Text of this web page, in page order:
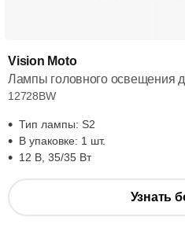
Vision Moto
Лампы головного освещения
12728BW
Тип лампы: S2
В упаковке: 1 шт.
12 В, 35/35 Вт
Узнать